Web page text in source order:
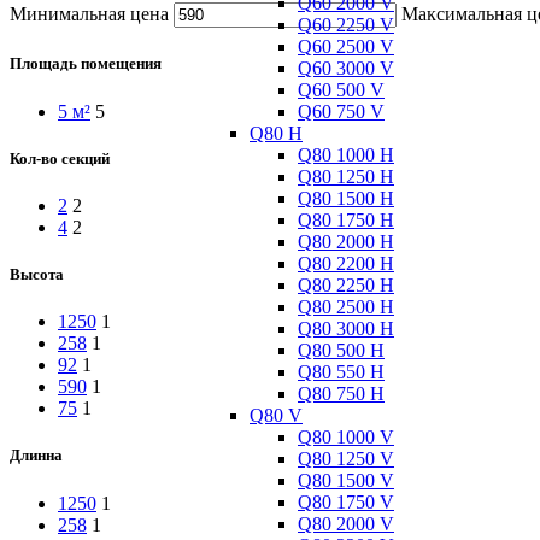
Q60 2250 V
Q60 2500 V
Q60 3000 V
Q60 500 V
Q60 750 V
Q80 H
Q80 1000 H
Q80 1250 H
Q80 1500 H
Q80 1750 H
Q80 2000 H
Q80 2200 H
Q80 2250 H
Q80 2500 H
Q80 3000 H
Q80 500 H
Q80 550 H
Q80 750 H
Q80 V
Q80 1000 V
Q80 1250 V
Q80 1500 V
Q80 1750 V
Q80 2000 V
Минимальная цена Максимальная
Площадь помещения
5 м² 5
Кол-во секций
2 2
4 2
Высота
1250 1
258 1
92 1
590 1
75 1
Длинна
1250 1
258 1